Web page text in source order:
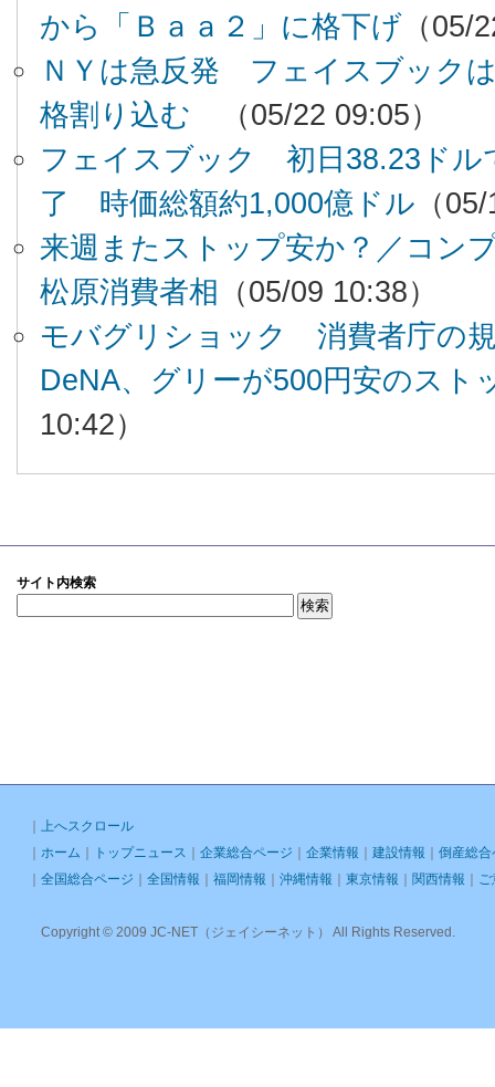
から「Ｂａａ２」に格下げ （05/
ＮＹは急反発 フェイスブック
格割り込む
（05/22 09:05）
フェイスブック 初日38.23ドル
了 時価総額約1,000億ドル （
来週またストップ安か？／コン
松原消費者相 （05/09 10:38）
モバグリショック 消費者庁の
DeNA、グリーが500円安のスト
10:42）
サイト内検索
上へスクロール
ホーム トップニュース 企業総合ページ 企業情報 建設情報
倒産総合
全国総合ページ 全国情報 福岡情報 沖縄情報 東京情報 関西情報 ご
Copyright © 2009 JC-NET（ジェイシーネット） All Rights Reserved.